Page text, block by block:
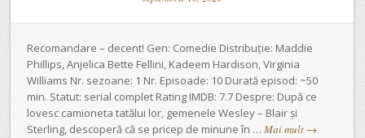
Recomandare – decent! Gen: Comedie Distribuție: Maddie
Phillips, Anjelica Bette Fellini, Kadeem Hardison, Virginia
Williams Nr. sezoane: 1 Nr. Episoade: 10 Durată episod: ~50
min. Statut: serial complet Rating IMDB: 7.7 Despre: După ce
lovesc camioneta tatălui lor, gemenele Wesley – Blair și
Sterling, descoperă că se pricep de minune în … Mai mult →